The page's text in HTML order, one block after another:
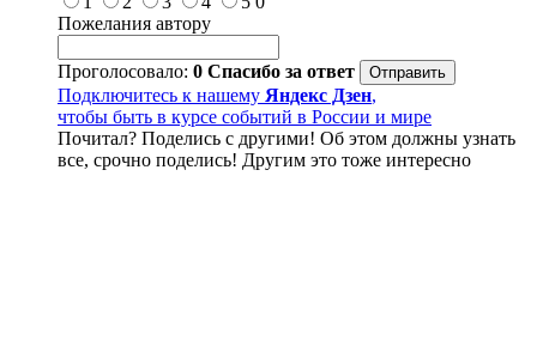
Пожелания автору
Проголосовало: 0 Спасибо за ответ
Подключитесь к нашему Яндекс Дзен,
чтобы быть в курсе событий в России и мире
Почитал? Поделись с другими! Об этом должны узнать
все, срочно поделись! Другим это тоже интересно